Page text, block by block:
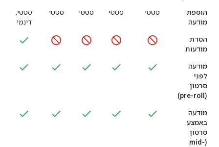
הוספת
מודעה
סטטי סטטי סטטי סטטי
סטטי,
דינמי
הסרת
מודעות
מודעה
לפני
סרטון
(pre-roll)
מודעה
באמצע
סרטון
(mid-